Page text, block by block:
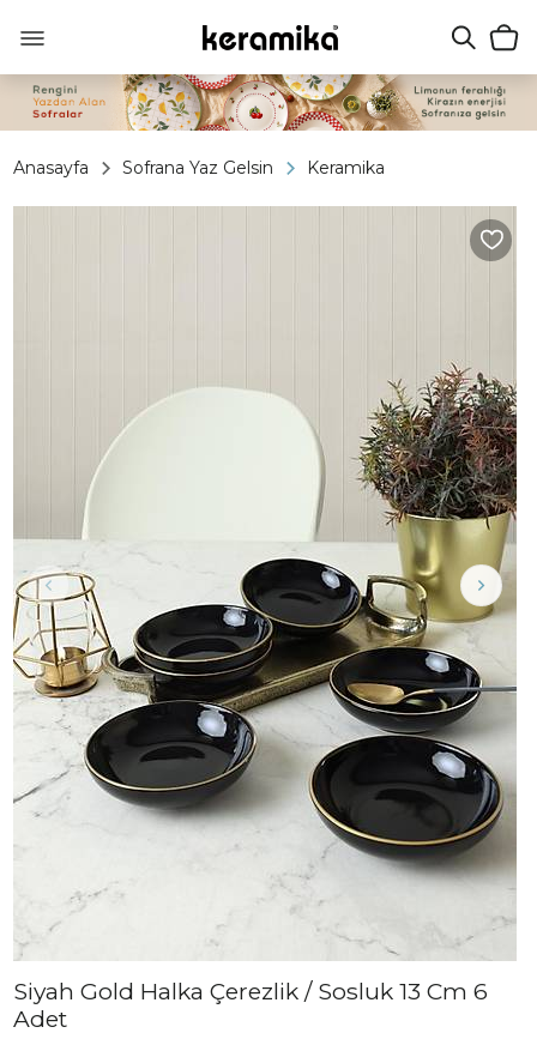
Anasayfa Sofrana Yaz Gelsin Keramika
Siyah Gold Halka Çerezlik / Sosluk 13 Cm 6
Adet